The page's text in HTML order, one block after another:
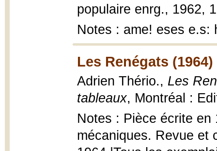
populaire enrg., 1962,
Notes : ame! eses e.s:
Les Renégats (1964)
Adrien Thério., Les
tableaux, Montréal :
Notes : Pièce écrite
mécaniques. Revue et